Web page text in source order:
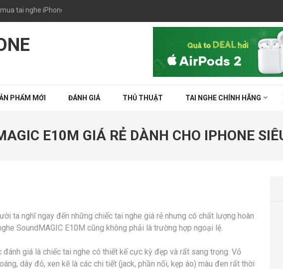
tai nghe iPhone 5S, 6, 6S Plus chính hãng giá rẻ tại TPHCM
PHẨM MỚI ĐÁNH GIÁ THỦ THUẬT TAI NGHE CHÍNH HÃNG
E10M GIÁ RẺ DÀNH CHO IPHONE
ta nghĩ ngay đến những chiếc tai nghe giá rẻ nhưng có chất lượng hoàn
SoundMAGIC E10M cũng không phải là trường hợp ngoại lệ.
giá là chiếc tai nghe có thiết kế cực kỳ đẹp và rất sang trọng. Vỏ
dây đỏ, xen kẽ là các chi tiết (jack, phần nối, kẹp áo) màu đen rất thời